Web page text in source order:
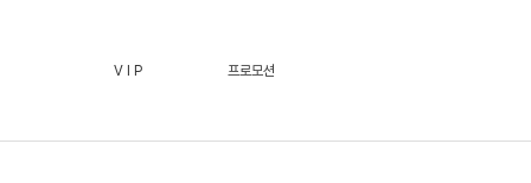
V I P 프로모션